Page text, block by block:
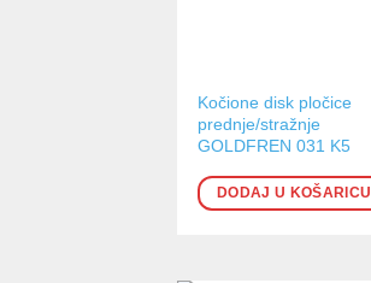
Kočione disk pločice
prednje/stražnje
GOLDFREN 031 K5
DODAJ U KOŠARICU